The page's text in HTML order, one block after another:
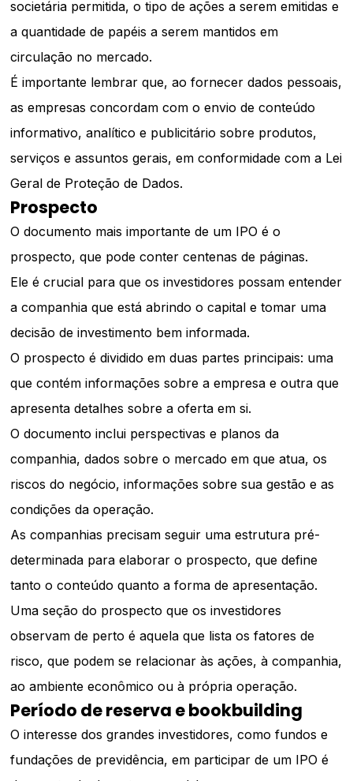
societária permitida, o tipo de ações a serem emitidas e
a quantidade de papéis a serem mantidos em
circulação no mercado.
É importante lembrar que, ao fornecer dados pessoais,
as empresas concordam com o envio de conteúdo
informativo, analítico e publicitário sobre produtos,
serviços e assuntos gerais, em conformidade com a Lei
Geral de Proteção de Dados.
Prospecto
O documento mais importante de um IPO é o
prospecto, que pode conter centenas de páginas.
Ele é crucial para que os investidores possam entender
a companhia que está abrindo o capital e tomar uma
decisão de investimento bem informada.
O prospecto é dividido em duas partes principais: uma
que contém informações sobre a empresa e outra que
apresenta detalhes sobre a oferta em si.
O documento inclui perspectivas e planos da
companhia, dados sobre o mercado em que atua, os
riscos do negócio, informações sobre sua gestão e as
condições da operação.
As companhias precisam seguir uma estrutura pré-
determinada para elaborar o prospecto, que define
tanto o conteúdo quanto a forma de apresentação.
Uma seção do prospecto que os investidores
observam de perto é aquela que lista os fatores de
risco, que podem se relacionar às ações, à companhia,
ao ambiente econômico ou à própria operação.
Período de reserva e bookbuilding
O interesse dos grandes investidores, como fundos e
fundações de previdência, em participar de um IPO é